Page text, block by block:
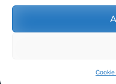
© 2026 GDOData.it - PR